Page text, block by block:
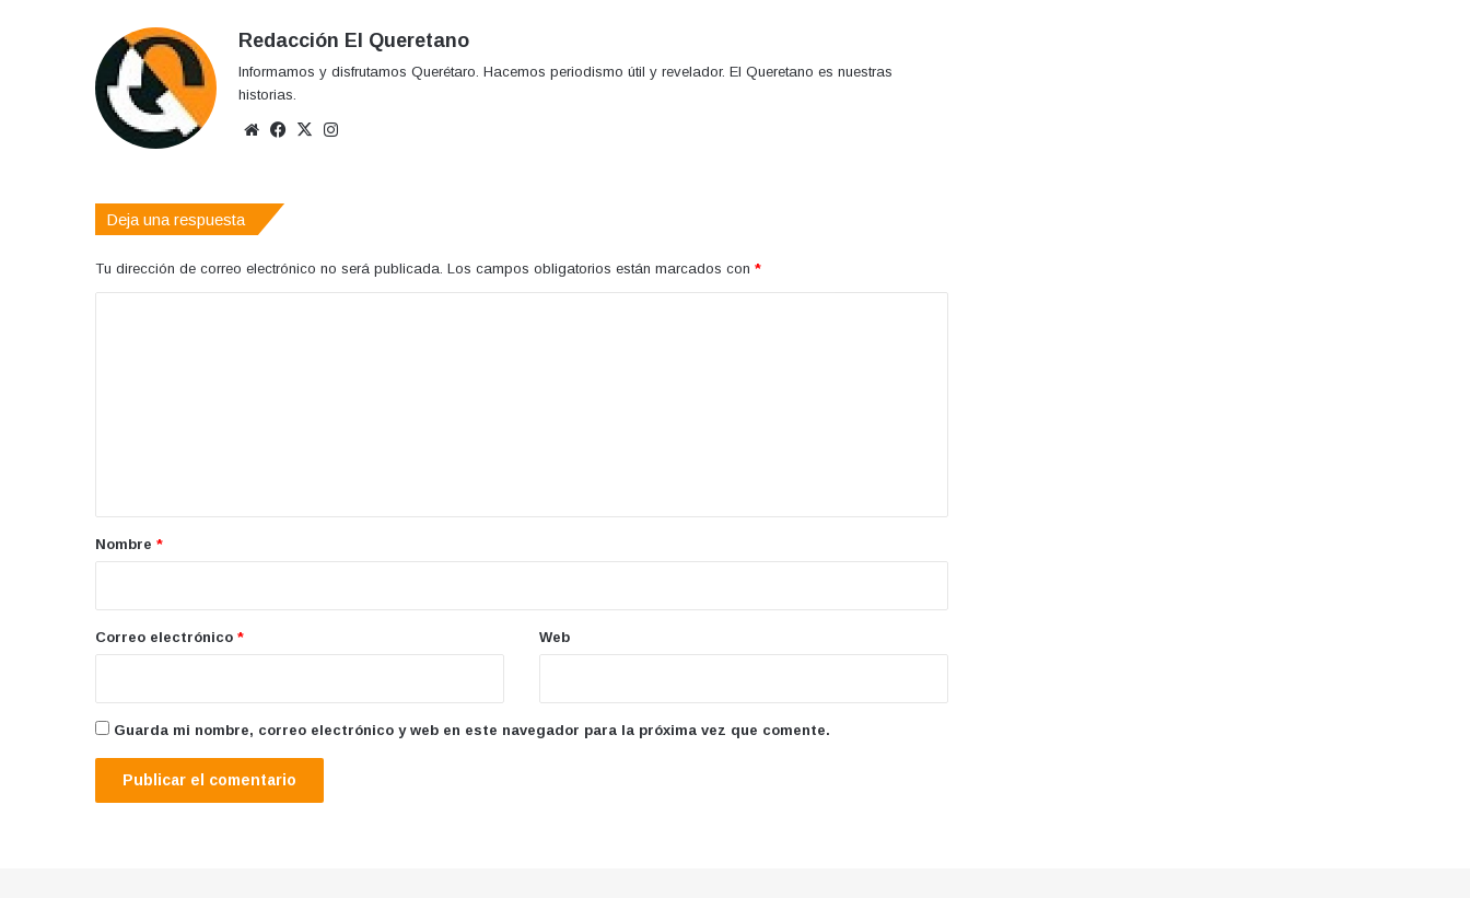
Redacción El Queretano
Informamos y disfrutamos Querétaro. Hacemos periodismo útil y revelador. El Queretano es nuestras
historias.
Sitio
Facebook
X
Deja una respuesta
Tu dirección de correo electrónico no será publicada. Los campos obligatorios están marcados con *
r
*
Nombre *
Correo electrónico * Web
Guarda mi nombre, correo electrónico y web en este navegador para la próxima vez que comente.